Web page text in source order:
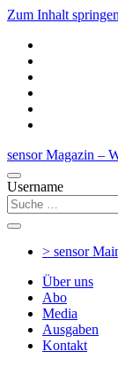
Zum Inhalt springen
sensor Magazin –
Username
> sensor
Über uns
Abo
Media
Ausgaben
Kontakt